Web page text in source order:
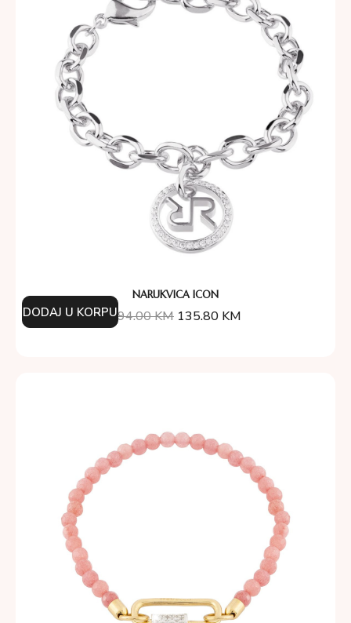
NARUKVICA ICON
194.00KM 135.80 KM
DODAJ U KORPU